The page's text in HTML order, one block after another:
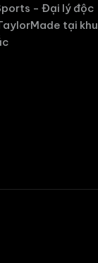
- Đại lý độc
tại khu